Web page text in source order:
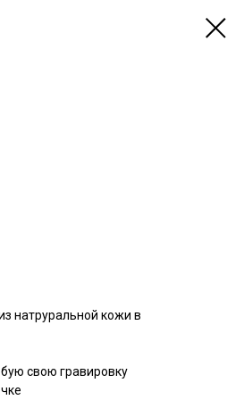
натруральной кожи в
свою гравировку